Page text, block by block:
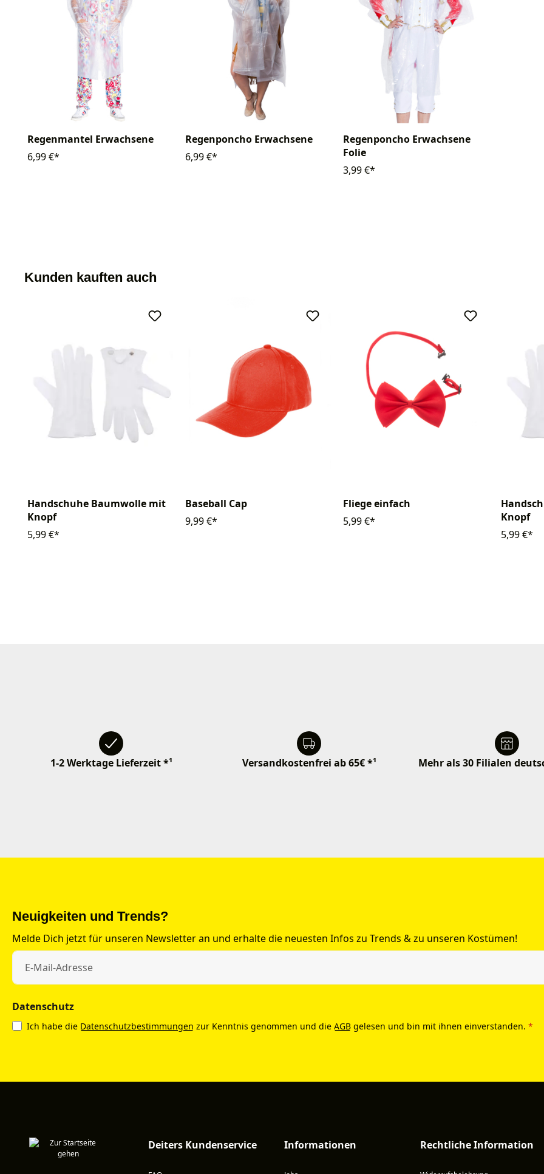
Regenmantel Erwachsene
6,99 €*
Regenponcho Erwachsene
6,99 €*
Regenponcho Erwachsene
Folie
3,99 €*
Kunden kauften auch
Handschuhe Baumwolle mit
Knopf
5,99 €*
Baseball Cap
9,99 €*
Fliege einfach
5,99 €*
Knopf
5,99 €*
1-2 Werktage Lieferzeit *¹ Versandkostenfrei ab 65€ *¹ Mehr als 30 Filialen
Neuigkeiten und Trends?
Melde Dich jetzt für unseren Newsletter an und erhalte die neuesten Infos zu Trends & zu unseren Kostümen!
Datenschutz
Ich habe die Datenschutzbestimmungen zur Kenntnis genommen und die AGB gelesen und bin mit ihnen einverstanden. *
Deiters Kundenservice Informationen Rechtliche Information